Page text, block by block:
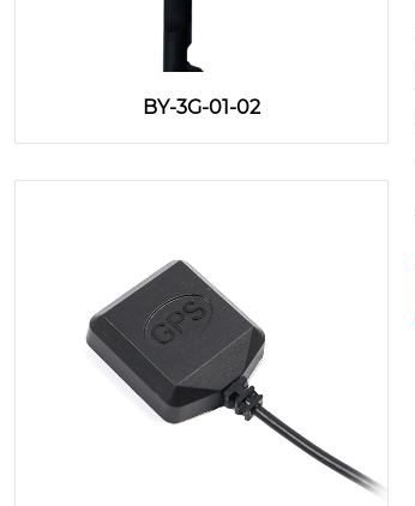
BY-3G-01-02